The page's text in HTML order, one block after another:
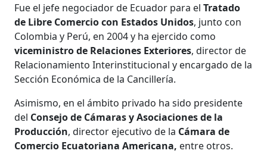
Fue el jefe negociador de Ecuador para el Tratado
de Libre Comercio con Estados Unidos, junto con
Colombia y Perú, en 2004 y ha ejercido como
viceministro de Relaciones Exteriores, director de
Relacionamiento Interinstitucional y encargado de la
Sección Económica de la Cancillería.
Asimismo, en el ámbito privado ha sido presidente
del Consejo de Cámaras y Asociaciones de la
Producción, director ejecutivo de la Cámara de
Comercio Ecuatoriana Americana, entre otros.